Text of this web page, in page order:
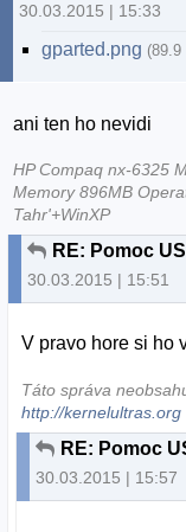
30.03.2015 | 15:33
gparted.png (89.9
ani ten ho nevidi
HP Compaq nx-6325
Memory 896MB
Tahr'+WinXP
RE: Pomoc
30.03.2015 | 15:51
V pravo hore si ho
Táto správa
http://kernelultras.org
RE: Pomoc
30.03.2015 | 15:57